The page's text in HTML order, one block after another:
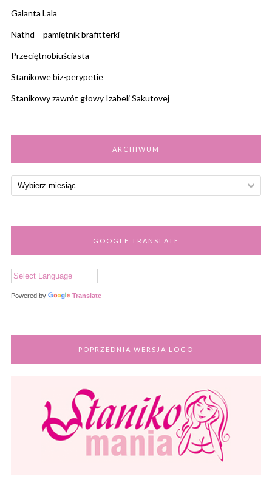
Galanta Lala
Nathd – pamiętnik brafitterki
Przeciętnobiuściasta
Stanikowe biz-perypetie
Stanikowy zawrót głowy Izabeli Sakutovej
ARCHIWUM
GOOGLE TRANSLATE
Powered by Translate
POPRZEDNIA WERSJA LOGO